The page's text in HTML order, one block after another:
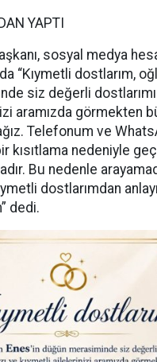
YAPTI
sosyal medya
“Kıymetli dostlarım,
siz değerli
aramızda görmekten
Telefonum ve
kısıtlama nedeniyle
Bu nedenle
dostlarımdan
dedi.